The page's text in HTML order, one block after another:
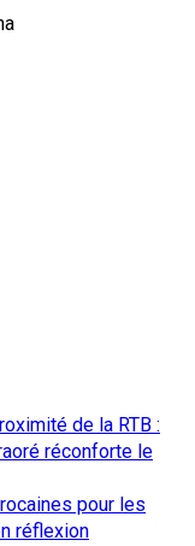
de la RTB :
réconforte le
pour les
réflexion